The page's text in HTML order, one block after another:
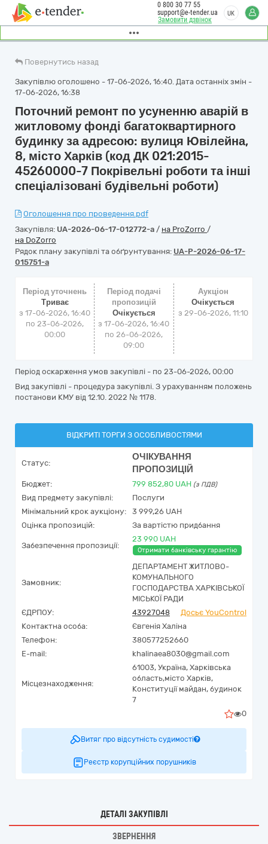
Замовити дзвінок
0 800 30 77 55
support@e-tender.ua
UK
Повернутись назад
Закупівлю оголошено - 17-06-2026, 16:40. Дата останніх змін -
17-06-2026, 16:38
Поточний ремонт по усуненню аварій в
житловому фонді багатоквартирного
будинку за адресою: вулиця Ювілейна,
8, місто Харків (код ДК 021:2015-
45260000-7 Покрівельні роботи та інші
спеціалізовані будівельні роботи)
Оголошення про проведення.pdf
Закупівля: UA-2026-06-17-012772-a / на ProZorro /
на DoZorro
Рядок плану закупівлі та обґрунтування: UA-P-2026-06-17-
015751-a
Період уточнень
Триває
з 17-06-2026, 16:40
по 23-06-2026,
00:00
Період подачі
пропозицій
Очікується
з 17-06-2026, 16:40
по 26-06-2026,
09:00
Аукціон
Очікується
з 29-06-2026, 11:10
Період оскарження умов закупівлі - по 23-06-2026, 00:00
Вид закупівлі - процедура закупівлі. З урахуванням положень
постанови КМУ від 12.10. 2022 № 1178.
ВІДКРИТІ ТОРГИ З ОСОБЛИВОСТЯМИ
Статус:
ОЧІКУВАННЯ
ПРОПОЗИЦІЙ
Бюджет: 799 852,80 UAH (з ПДВ)
Вид предмету закупівлі:
Послуги
Мінімальний крок аукціону:
3 999,26 UAH
Оцінка пропозицій:
За вартістю придбання
Забезпечення пропозиції:
23 990 UAH
Отримати банківську гарантію
Замовник:
ДЕПАРТАМЕНТ ЖИТЛОВО-
КОМУНАЛЬНОГО
ГОСПОДАРСТВА ХАРКІВСЬКОЇ
МІСЬКОЇ РАДИ
ЄДРПОУ:
43927048
Досьє YouControl
Контактна особа:
Євгенія Халіна
Телефон:
380577252660
E-mail:
khalinaea8030@gmail.com
Місцезнаходження:
61003, Україна, Харківська
область,місто Харків,
Конституції майдан, будинок
7
0
Витяг про відсутність судимості
Реєстр корупційних порушників
ДЕТАЛІ ЗАКУПІВЛІ
ЗВЕРНЕННЯ